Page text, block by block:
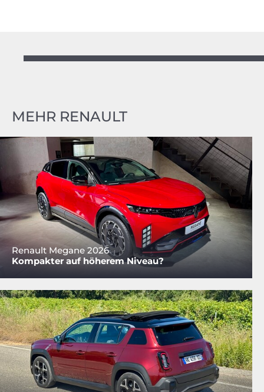
MEHR RENAULT
Renault Megane 2026
Kompakter auf höherem Niveau?